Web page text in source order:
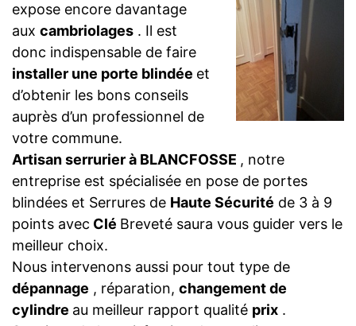
expose encore davantage
aux cambriolages . Il est
donc indispensable de faire
installer une porte blindée et
d’obtenir les bons conseils
auprès d’un professionnel de
votre commune.
Artisan serrurier à BLANCFOSSE , notre
entreprise est spécialisée en pose de portes
blindées et Serrures de Haute Sécurité de 3 à 9
points avec Clé Breveté saura vous guider vers le
meilleur choix.
Nous intervenons aussi pour tout type de
dépannage , réparation, changement de
cylindre au meilleur rapport qualité prix .